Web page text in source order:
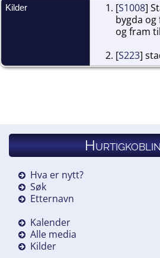
Kilder [S1008]
bygda
og fram
[S223]
Hva er nytt?
Søk
Etternavn
Kalender
Alle media
Kilder